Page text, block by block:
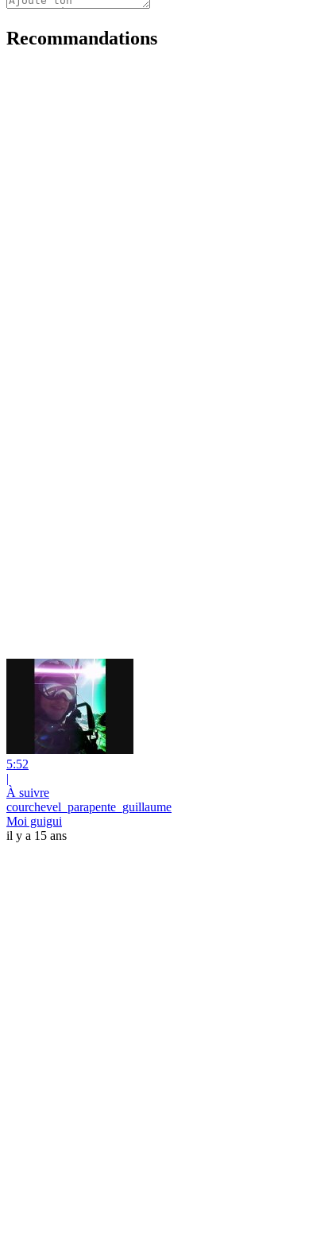
Recommandations
5:52
|
À suivre
courchevel_parapente_guillaume
Moi guigui
il y a 15 ans